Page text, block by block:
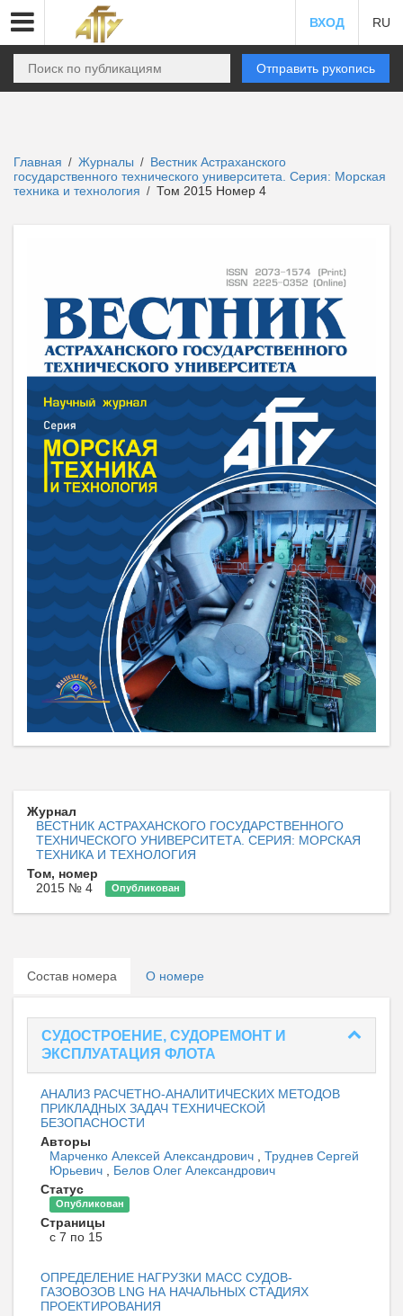
ВХОД RU
Отправить рукопись
Главная / Журналы / Вестник Астраханского
государственного технического университета. Серия: Морская
техника и технология / Том 2015 Номер 4
Журнал
ВЕСТНИК АСТРАХАНСКОГО ГОСУДАРСТВЕННОГО
ТЕХНИЧЕСКОГО УНИВЕРСИТЕТА. СЕРИЯ: МОРСКАЯ
ТЕХНИКА И ТЕХНОЛОГИЯ
Том, номер
2015 № 4
Опубликован
Состав номера О номере
СУДОСТРОЕНИЕ, СУДОРЕМОНТ И
ЭКСПЛУАТАЦИЯ ФЛОТА
АНАЛИЗ РАСЧЕТНО-АНАЛИТИЧЕСКИХ МЕТОДОВ
ПРИКЛАДНЫХ ЗАДАЧ ТЕХНИЧЕСКОЙ
БЕЗОПАСНОСТИ
Авторы
Марченко Алексей Александрович
Труднев Сергей
Юрьевич
Белов Олег Александрович
Статус
Опубликован
Страницы
с 7 по 15
ОПРЕДЕЛЕНИЕ НАГРУЗКИ МАСС СУДОВ-
ГАЗОВОЗОВ LNG НА НАЧАЛЬНЫХ СТАДИЯХ
ПРОЕКТИРОВАНИЯ